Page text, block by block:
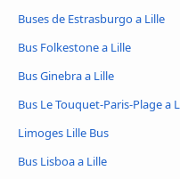
Buses de Estrasburgo a Lille
Bus Folkestone a Lille
Bus Ginebra a Lille
Bus Le Touquet-Paris-Plage a
Limoges Lille Bus
Bus Lisboa a Lille